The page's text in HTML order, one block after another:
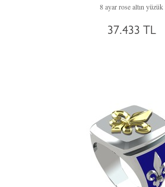
8 ayar rose altın yüzük
37.433 TL